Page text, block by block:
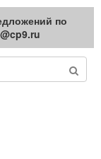
по
по